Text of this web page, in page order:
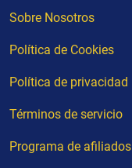
Sobre Nosotros
Política de Cookies
Política de privacidad
Términos de servicio
Programa de afiliados